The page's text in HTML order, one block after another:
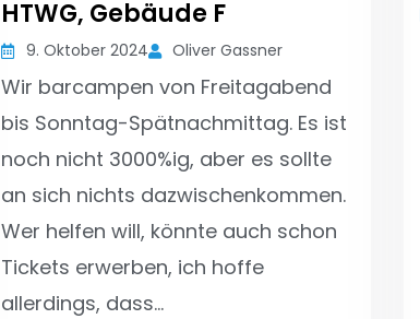
HTWG, Gebäude F
9. Oktober 2024 Oliver Gassner
Wir barcampen von Freitagabend
bis Sonntag-Spätnachmittag. Es ist
noch nicht 3000%ig, aber es sollte
an sich nichts dazwischenkommen.
Wer helfen will, könnte auch schon
Tickets erwerben, ich hoffe
allerdings, dass…